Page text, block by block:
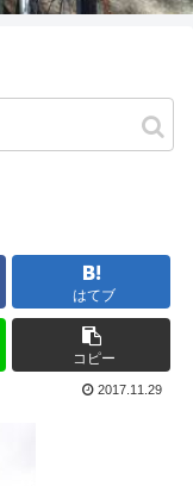
はてブ
コピー
2017.11.29